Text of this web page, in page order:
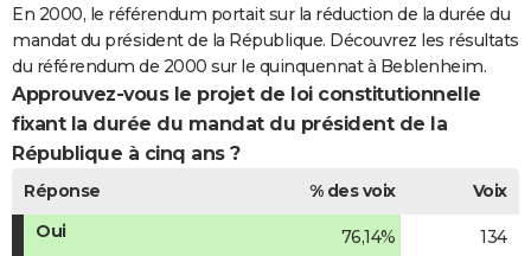
En 2000, le référendum portait sur la réduction de la durée du
mandat du président de la République. Découvrez les résultats
du référendum de 2000 sur le quinquennat à Beblenheim.
Approuvez-vous le projet de loi constitutionnelle
fixant la durée du mandat du président de la
République à cinq ans ?
Réponse % des voix
Voix
Oui
76,14% 134